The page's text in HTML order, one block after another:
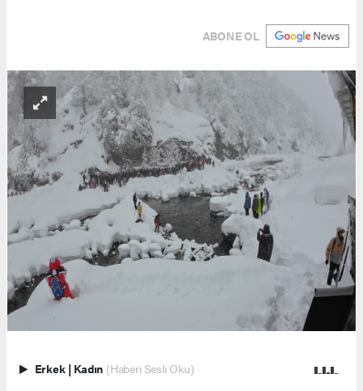
ABONE OL
Erkek | Kadın (Haberi Sesli Oku)